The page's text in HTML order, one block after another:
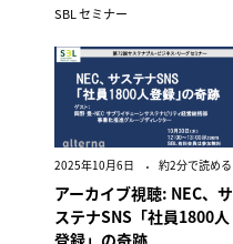
SBL セミナー
2025年10月6日 約2分で読める
アーカイブ視聴: NEC、サ
ステナSNS「社員1800人